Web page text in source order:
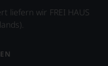
liefern wir FREI HAUS